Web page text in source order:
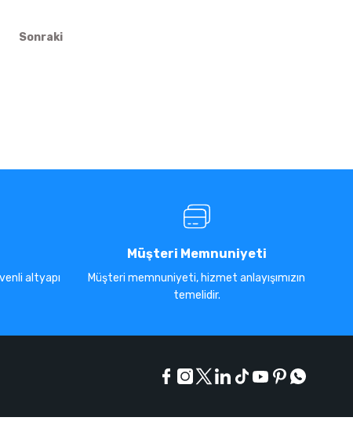
altyapı
Müşteri Memnuniyeti
Müşteri memnuniyeti, hizmet anlayışımızın
temelidir.